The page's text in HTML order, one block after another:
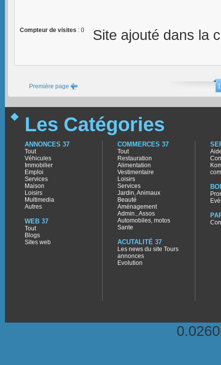
Compteur de visites : 0 Site ajouté dans la
Première page 1
Les Catégories
ANNONCES 37
Tout
Véhicules
Immobilier
Emploi
Services
Maison
Loisirs
Multimedia
Autres
WEB 37
Tout
Blogs
Sites web
COMMERCES 37
Tout
Restauration
Alimentation
Vestimentaire
Loisirs
Services
Jardin, Animaux
Beauté
Aménagement
Admin., Assos
Automobiles, motos
Sante
ACUTALITÉ 37
Les news du site Tours
annonces
Evolution